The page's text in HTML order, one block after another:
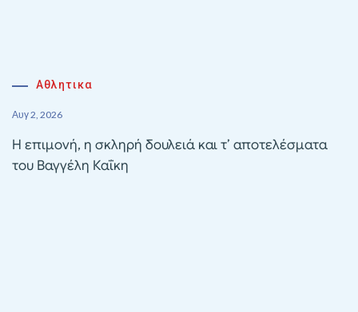
Αθλητικα
Αυγ 2, 2026
Η επιμονή, η σκληρή δουλειά και τ’ αποτελέσματα
του Βαγγέλη Καΐκη